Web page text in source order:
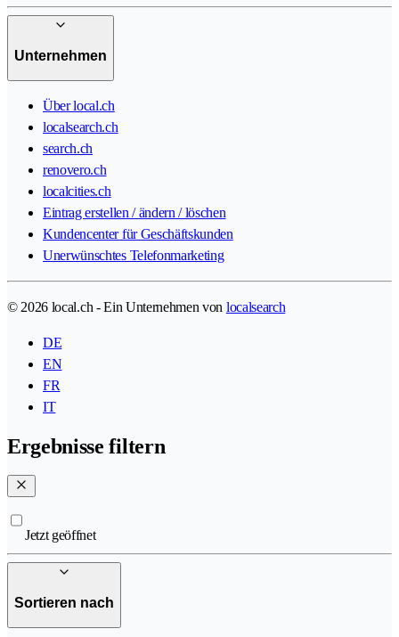
Unternehmen
Über local.ch
localsearch.ch
search.ch
renovero.ch
localcities.ch
Eintrag erstellen / ändern / löschen
Kundencenter für Geschäftskunden
Unerwünschtes Telefonmarketing
© 2026 local.ch - Ein Unternehmen von localsearch
DE
EN
FR
IT
Ergebnisse filtern
Jetzt geöffnet
Sortieren nach